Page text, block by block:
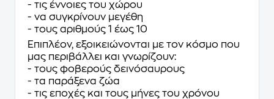
- τις έννοιες του χώρου
- να συγκρίνουν μεγέθη
- τους αριθμούς 1 έως 10
Επιπλέον, εξοικειώνονται με τον κόσμο που
μας περιβάλλει και γνωρίζουν:
- τους φοβερούς δεινόσαυρους
- τα παράξενα ζώα
- τις εποχές και τους μήνες του χρόνου